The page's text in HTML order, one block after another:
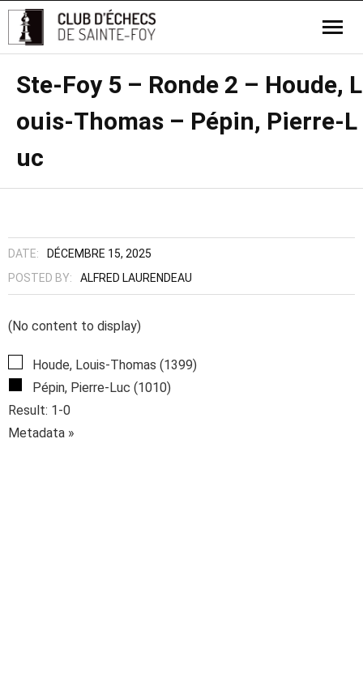
Ste-Foy 5 – Ronde 2 – Houde, L
ouis-Thomas – Pépin, Pierre-L
uc
DATE:
DÉCEMBRE 15, 2025
POSTED BY:
ALFRED LAURENDEAU
(No content to display)
Houde, Louis-Thomas (1399)
Pépin, Pierre-Luc (1010)
Result: 1-0
Metadata »